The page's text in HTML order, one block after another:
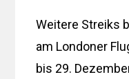
Weitere Streiks
am Londoner
bis 29.